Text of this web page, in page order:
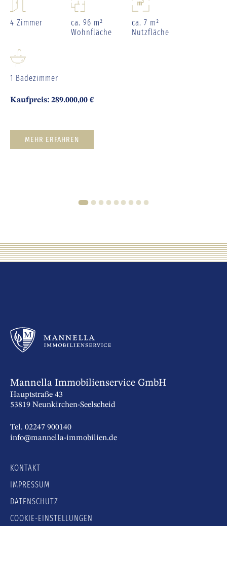
4 Zimmer
ca. 96 m²
Wohnfläche
ca. 7 m²
Nutzfläche
1 Badezimmer
Kaufpreis: 289.000,00 €
MEHR ERFAHREN
1 2 3 4 5 6 7 8 9
Mannella Immobilienservice GmbH
Hauptstraße 43
53819 Neunkirchen-Seelscheid
Tel. 02247 900140
info@mannella-immobilien.de
KONTAKT
IMPRESSUM
DATENSCHUTZ
COOKIE-EINSTELLUNGEN